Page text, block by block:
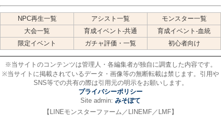
NPC再生一覧 アシスト一覧
モンスター一覧
大会一覧
育成イベント-共通
育成イベント-血統
限定イベント
ガチャ評価・一覧 初心者向け
※当サイトのコンテンツは管理人・各編集者が独自に調査した内容です。
※当サイトに掲載されているデータ・画像等の無断転載は禁じます。引用や
SNS等での共有の際は引用元の明示をお願いします。
プライバシーポリシー
Site admin: みそぽて
【LINEモンスターファーム／LINEMF／LMF】